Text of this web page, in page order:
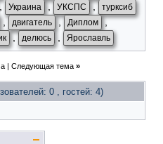
, Украина , УКСПС , турксиб
, двигатель , Диплом ,
, делюсь Ярославль
| Следующая тема »
0 , гостей: 4)